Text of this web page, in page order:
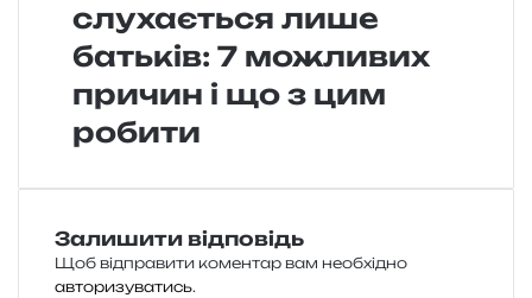
слухається лише
батьків: 7 можливих
причин і що з цим
робити
Залишити відповідь
Щоб відправити коментар вам необхідно
авторизуватись.